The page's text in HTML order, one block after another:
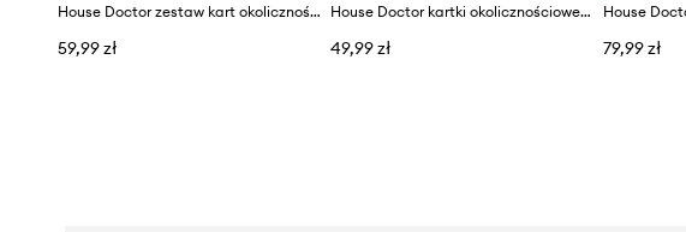
House Doctor zestaw kart okolicznościowych HDGreeting 12,3 x 8,8 cm 6-pack
59,99 zł
House Doctor kartki okolicznościowe HDCard 10 x 15 cm 5-pack
49,99 zł 79,99 zł